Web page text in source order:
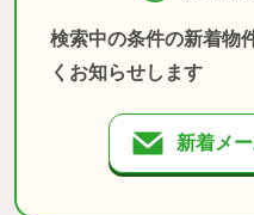
検索中の条件の新着物
くお知らせします
新着メ